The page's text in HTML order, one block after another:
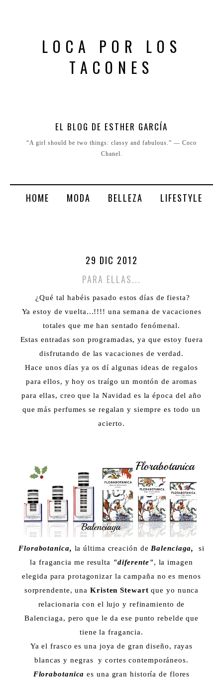
LOCA POR LOS
TACONES
EL BLOG DE ESTHER GARCÍA
“A girl should be two things: classy and fabulous.” ― Coco
Chanel.
HOME MODA BELLEZA LIFESTYLE
29 DIC 2012
PARA ELLAS...
¿Qué tal habéis pasado estos días de fiesta?
Ya estoy de vuelta...!!!! una semana de vacaciones
totales que me han sentado fenómenal.
Estas entradas son programadas, ya que estoy fuera
disfrutando de las vacaciones de verdad.
Hace unos días ya os dí algunas ideas de regalos
para ellos, y hoy os traígo un montón de aromas
para ellas, creo que la Navidad es la época del año
que más perfumes se regalan y siempre es todo un
acierto.
Florabotanica, la última creación deBalenciaga,
si
la fragancia me resulta "diferente", la imagen
elegida para protagonizar la campaña no es menos
sorprendente, una Kristen Stewart que yo nunca
relacionaria con el lujo y refinamiento de
Balenciaga, pero que le da ese punto rebelde que
tiene la fragancia.
Ya el frasco es una joya de gran diseño, rayas
blancas y negras y cortes contemporáneos.
Florabotanica es una gran historía de flores